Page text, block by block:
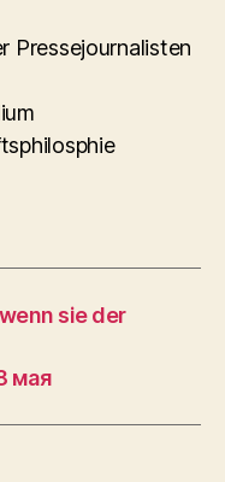
Pressejournalisten
sie der
мая